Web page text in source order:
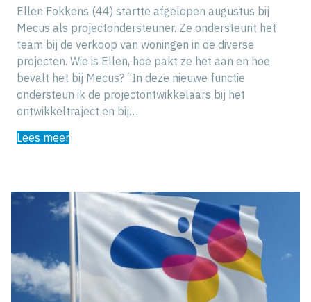
Ellen Fokkens (44) startte afgelopen augustus bij
Mecus als projectondersteuner. Ze ondersteunt het
team bij de verkoop van woningen in de diverse
projecten. Wie is Ellen, hoe pakt ze het aan en hoe
bevalt het bij Mecus? “In deze nieuwe functie
ondersteun ik de projectontwikkelaars bij het
ontwikkeltraject en bij…
Lees meer